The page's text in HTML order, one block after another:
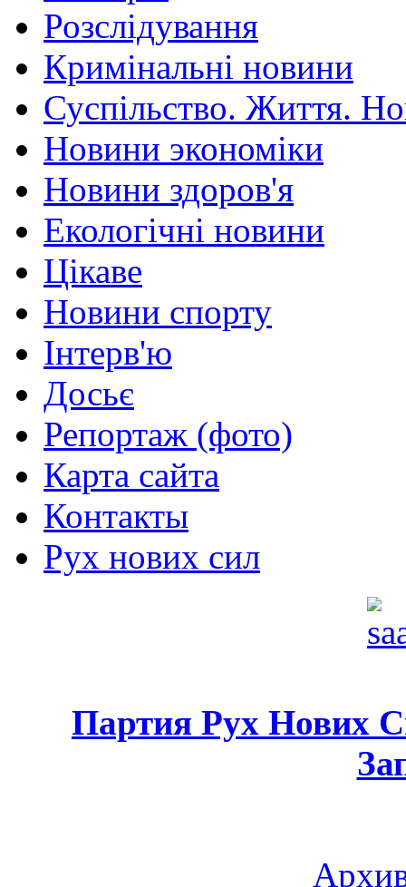
Розслідування
Кримінальні новини
Суспільство. Життя.
Новини экономіки
Новини здоров'я
Екологічні новини
Цікаве
Новини спорту
Інтерв'ю
Досьє
Репортаж (фото)
Карта сайта
Контакты
Рух нових сил
Партия Рух Нових